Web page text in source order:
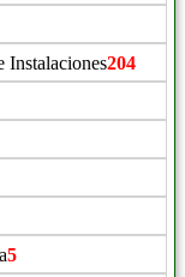
Instalaciones204
5